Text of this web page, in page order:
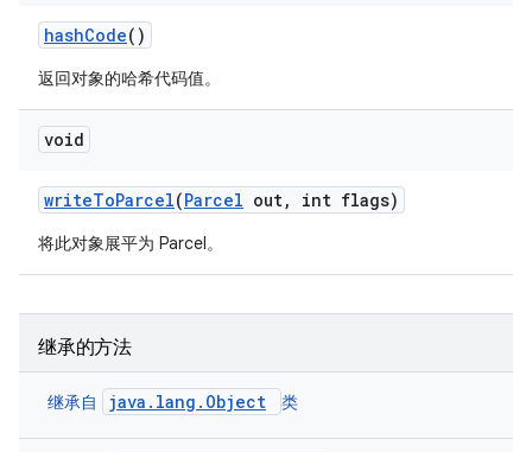
hashCode()
返回对象的哈希代码值。
void
writeToParcel(Parcel out, int flags)
将此对象展平为 Parcel。
继承的方法
继承自 java.lang.Object 类